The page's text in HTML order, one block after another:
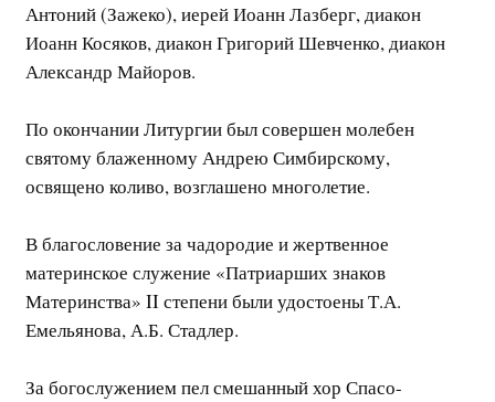
Антоний (Зажеко), иерей Иоанн Лазберг, диакон
Иоанн Косяков, диакон Григорий Шевченко, диакон
Александр Майоров.
По окончании Литургии был совершен молебен
святому блаженному Андрею Симбирскому,
освящено коливо, возглашено многолетие.
В благословение за чадородие и жертвенное
материнское служение «Патриарших знаков
Материнства» II степени были удостоены Т.А.
Емельянова, А.Б. Стадлер.
За богослужением пел смешанный хор Спасо-